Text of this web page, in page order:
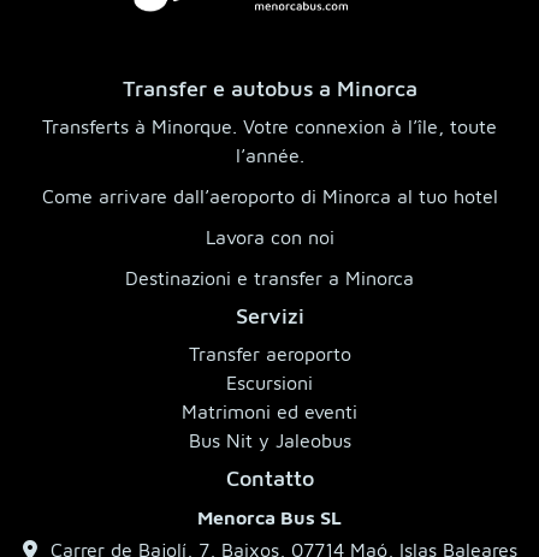
Transfer e autobus a Minorca
Transferts à Minorque. Votre connexion à l’île, toute
l’année.
Come arrivare dall’aeroporto di Minorca al tuo hotel
Lavora con noi
Destinazioni e transfer a Minorca
Servizi
Transfer aeroporto
Escursioni
Matrimoni ed eventi
Bus Nit y Jaleobus
Contatto
Menorca Bus SL
Carrer de Bajolí, 7, Baixos, 07714 Maó, Islas Baleares